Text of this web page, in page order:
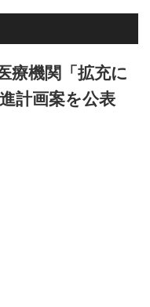
療機関「拡充に
計画案を公表